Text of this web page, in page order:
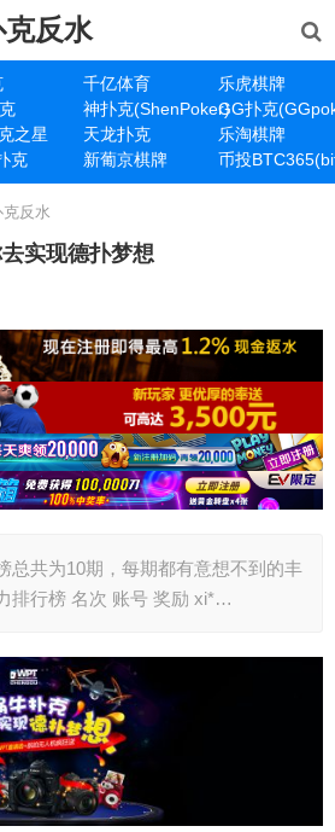
反水
千亿体育
乐虎棋牌
神扑克(ShenPoker)GG扑克
之星 天龙扑克
乐淘棋牌
克 新葡京棋牌 币投
反水
实现德扑梦想
总共为10期，每期都有意想不到的丰
排行榜 名次 账号 奖励 xi*…